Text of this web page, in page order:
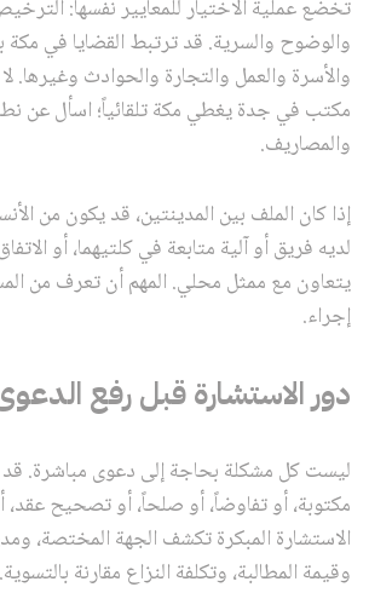
تخضع عملية الاختيار للمعايير نفسها:
والوضوح والسرية. قد ترتبط القضايا في مكة
والأسرة والعمل والتجارة والحوادث وغيرها.
مكتب في جدة يغطي مكة تلقائياً؛ اسأل عن
والمصاريف.
إذا كان الملف بين المدينتين، قد يكون من
لديه فريق أو آلية متابعة في كلتيهما، أو
يتعاون مع ممثل محلي. المهم أن تعرف من
إجراء.
دور الاستشارة قبل رفع
ليست كل مشكلة بحاجة إلى دعوى مباشرة. قد
مكتوبة، أو تفاوضاً، أو صلحاً، أو تصحيح
الاستشارة المبكرة تكشف الجهة المختصة،
وقيمة المطالبة، وتكلفة النزاع مقارنة بالتسوية.